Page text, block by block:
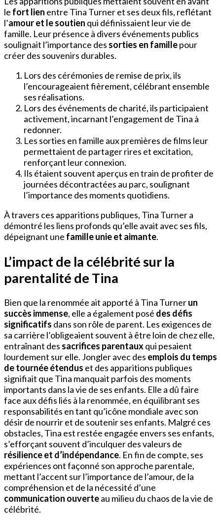
le fort lien entre Tina Turner et ses deux fils, reflétant
l’amour et le soutien qui définissaient leur vie de
famille. Leur présence à divers événements publics
soulignait l’importance des sorties en famillepour
créer des souvenirs durables.
Lors des cérémonies de remise de prix, ils
l’encourageaient fièrement, célébrant ensemble
ses réalisations.
Lors des événements de charité, ils participaient
activement, incarnant l’engagement de Tina à
redonner.
Les sorties en famille aux premières de films leur
permettaient de partager rires et excitation,
renforçant leur connexion.
Ils étaient souvent aperçus en train de profiter de
journées décontractées au parc, soulignant
l’importance des moments quotidiens.
À travers ces apparitions publiques, Tina Turner a
démontré les liens profonds qu’elle avait avec ses fils,
dépeignant une famille unie et aimante.
L’impact de la célébrité sur la
parentalité de Tina
Bien que la renommée ait apporté à Tina Turnerun
succès immense, elle a également posé des défis
significatifs dans son rôle de parent. Les exigences de
sa carrière l’obligeaient souvent à être loin de chez elle,
entraînant des sacrifices parentauxqui pesaient
lourdement sur elle. Jongler avec des emplois du temps
de tournée étendus et des apparitions publiques
signifiait que Tina manquait parfois des moments
importants dans la vie de ses enfants. Elle a dû faire
face aux défis liés à la renommée, en équilibrant ses
responsabilités en tant qu’icône mondiale avec son
désir de nourrir et de soutenir ses enfants. Malgré ces
obstacles, Tina est restée engagée envers ses enfants,
s’efforçant souvent d’inculquer des valeurs de
résilience et d’indépendance. En fin de compte, ses
expériences ont façonné son approche parentale,
mettant l’accent sur l’importance de l’amour, de la
compréhension et de la nécessité d’une
communication ouverteau milieu du chaos de la vie de
célébrité.